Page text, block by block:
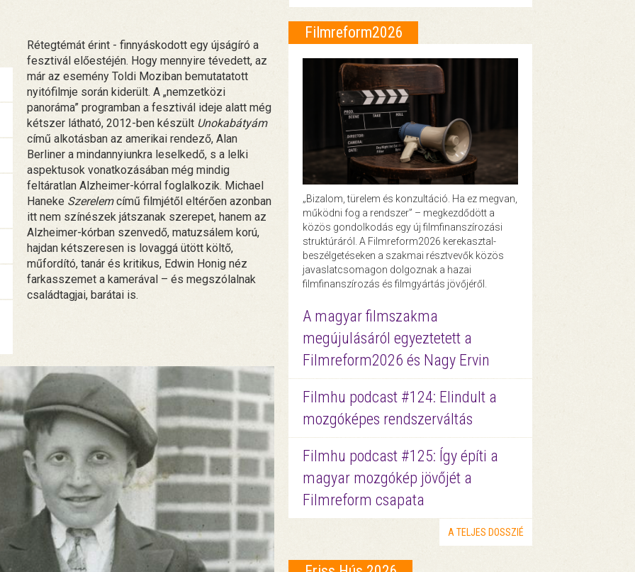
Rétegtémát érint - finnyáskodott egy újságíró a
fesztivál előestéjén. Hogy mennyire tévedett, az
már az esemény Toldi Moziban bemutatatott
nyitófilmje során kiderült. A „nemzetközi
panoráma” programban a fesztivál ideje alatt még
kétszer látható, 2012-ben készült Unokabátyám
című alkotásban az amerikai rendező, Alan
Berliner a mindannyiunkra leselkedő, s a lelki
aspektusok vonatkozásában még mindig
feltáratlan Alzheimer-kórral foglalkozik. Michael
Haneke Szerelemcímű filmjétől eltérően azonban
itt nem színészek játszanak szerepet, hanem az
Alzheimer-kórban szenvedő, matuzsálem korú,
hajdan kétszeresen is lovaggá ütött költő,
műfordító, tanár és kritikus, Edwin Honig néz
farkasszemet a kamerával – és megszólalnak
családtagjai, barátai is.
Filmreform2026
„Bizalom, türelem és konzultáció. Ha ez megvan,
működni fog a rendszer” – megkezdődött a
közös gondolkodás egy új filmfinanszírozási
struktúráról. A Filmreform2026 kerekasztal-
beszélgetéseken a szakmai résztvevők közös
javaslatcsomagon dolgoznak a hazai
filmfinanszírozás és filmgyártás jövőjéről.
A magyar filmszakma
megújulásáról egyeztetett a
Filmreform2026 és Nagy Ervin
Filmhu podcast #124: Elindult a
mozgóképes rendszerváltás
Filmhu podcast #125: Így építi a
magyar mozgókép jövőjét a
Filmreform csapata
A TELJES DOSSZIÉ